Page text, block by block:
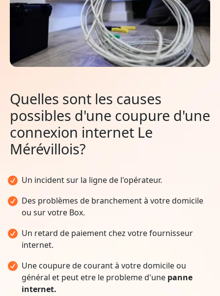
Quelles sont les causes
possibles d'une coupure d'une
connexion internet Le
Mérévillois?
Un incident sur la ligne de l'opérateur.
Des problèmes de branchement à votre domicile
ou sur votre Box.
Un retard de paiement chez votre fournisseur
internet.
Une coupure de courant à votre domicile ou
général et peut etre le probleme d'une panne
internet.